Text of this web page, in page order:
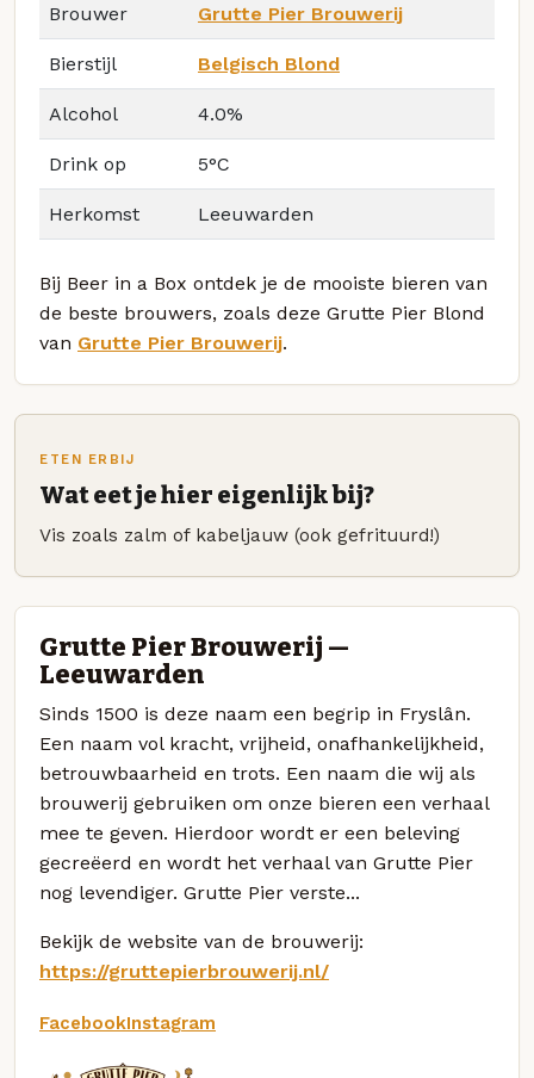
Brouwer Grutte Pier Brouwerij
Bierstijl Belgisch Blond
Alcohol 4.0%
Drink op 5°C
Herkomst Leeuwarden
Bij Beer in a Box ontdek je de mooiste bieren van
de beste brouwers, zoals deze Grutte Pier Blond
van Grutte Pier Brouwerij.
ETEN ERBIJ
Wat eet je hier eigenlijk bij?
Vis zoals zalm of kabeljauw (ook gefrituurd!)
Grutte Pier Brouwerij —
Leeuwarden
Sinds 1500 is deze naam een begrip in Fryslân.
Een naam vol kracht, vrijheid, onafhankelijkheid,
betrouwbaarheid en trots. Een naam die wij als
brouwerij gebruiken om onze bieren een verhaal
mee te geven. Hierdoor wordt er een beleving
gecreëerd en wordt het verhaal van Grutte Pier
nog levendiger. Grutte Pier verste...
Bekijk de website van de brouwerij:
https://gruttepierbrouwerij.nl/
FacebookInstagram